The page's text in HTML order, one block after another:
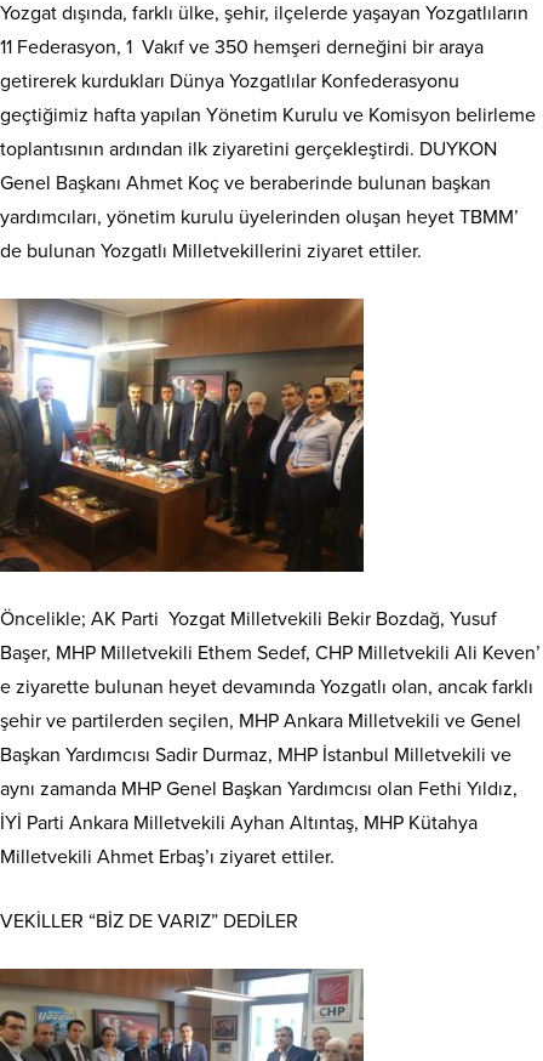
Yozgat dışında, farklı ülke, şehir, ilçelerde yaşayan Yozgatlıların
11 Federasyon, 1 Vakıf ve 350 hemşeri derneğini bir araya
getirerek kurdukları Dünya Yozgatlılar Konfederasyonu
geçtiğimiz hafta yapılan Yönetim Kurulu ve Komisyon belirleme
toplantısının ardından ilk ziyaretini gerçekleştirdi. DUYKON
Genel Başkanı Ahmet Koç ve beraberinde bulunan başkan
yardımcıları, yönetim kurulu üyelerinden oluşan heyet TBMM’
de bulunan Yozgatlı Milletvekillerini ziyaret ettiler.
Öncelikle; AK Parti Yozgat Milletvekili Bekir Bozdağ, Yusuf
Başer, MHP Milletvekili Ethem Sedef, CHP Milletvekili Ali Keven’
e ziyarette bulunan heyet devamında Yozgatlı olan, ancak farklı
şehir ve partilerden seçilen, MHP Ankara Milletvekili ve Genel
Başkan Yardımcısı Sadir Durmaz, MHP İstanbul Milletvekili ve
aynı zamanda MHP Genel Başkan Yardımcısı olan Fethi Yıldız,
İYİ Parti Ankara Milletvekili Ayhan Altıntaş, MHP Kütahya
Milletvekili Ahmet Erbaş’ı ziyaret ettiler.
VEKİLLER “BİZ DE VARIZ” DEDİLER